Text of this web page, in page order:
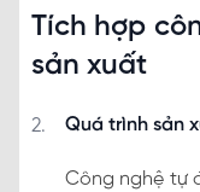
Tích hợp
sản xuất
Quá trình sản
Công nghệ tự